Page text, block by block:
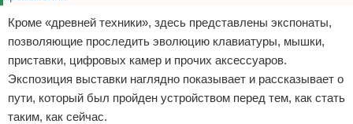
Кроме «древней техники», здесь представлены экспонаты,
позволяющие проследить эволюцию клавиатуры, мышки,
приставки, цифровых камер и прочих аксессуаров.
Экспозиция выставки наглядно показывает и рассказывает о
пути, который был пройден устройством перед тем, как стать
таким, как сейчас.